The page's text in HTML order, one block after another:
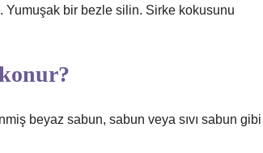
Yumuşak bir bezle silin. Sirke kokusunu
beyaz sabun, sabun veya sıvı sabun gibi